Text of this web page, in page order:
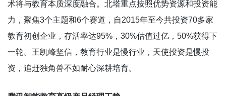
术将与教育本质深度融合。北塔重点按照优势资源和投资能
力，聚焦3个主题和6个赛道，自2015年至今共投资70多家
教育初创企业，存活率达95%，30%估值过亿，50%获得下
一轮。王凯峰坚信，教育行业是慢行业，天使投资是慢投
资，追赶独角兽不如耐心深耕培育。